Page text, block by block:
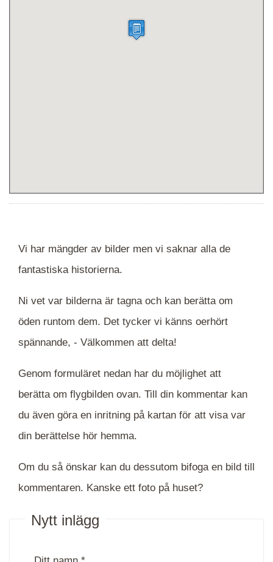
Vi har mängder av bilder men vi saknar alla de
fantastiska historierna.
Ni vet var bilderna är tagna och kan berätta om
öden runtom dem. Det tycker vi känns oerhört
spännande, - Välkommen att delta!
Genom formuläret nedan har du möjlighet att
berätta om flygbilden ovan. Till din kommentar kan
du även göra en inritning på kartan för att visa var
din berättelse hör hemma.
Om du så önskar kan du dessutom bifoga en bild till
kommentaren. Kanske ett foto på huset?
Nytt inlägg